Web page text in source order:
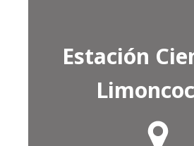
Estación
¿Cómo
Click AQUÍ